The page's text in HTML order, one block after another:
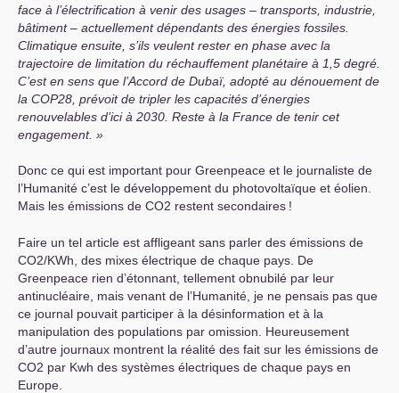
face à l’électrification à venir des usages – transports, industrie,
bâtiment – actuellement dépendants des énergies fossiles.
Climatique ensuite, s’ils veulent rester en phase avec la
trajectoire de limitation du réchauffement planétaire à 1,5 degré.
C’est en sens que l’Accord de Dubaï, adopté au dénouement de
la COP28 , prévoit de tripler les capacités d’énergies
renouvelables d’ici à 2030. Reste à la France de tenir cet
engagement.
Donc ce qui est important pour Greenpeace et le journaliste de
l’Humanité c’est le développement du photovoltaïque et éolien.
Mais les émissions de CO2 restent secondaires !
Faire un tel article est affligeant sans parler des émissions de
CO2/KWh, des mixes électrique de chaque pays. De
Greenpeace rien d’étonnant, tellement obnubilé par leur
antinucléaire, mais venant de l’Humanité, je ne pensais pas que
ce journal pouvait participer à la désinformation et à la
manipulation des populations par omission. Heureusement
d’autre journaux montrent la réalité des fait sur les émissions de
CO2 par Kwh des systèmes électriques de chaque pays en
Europe.